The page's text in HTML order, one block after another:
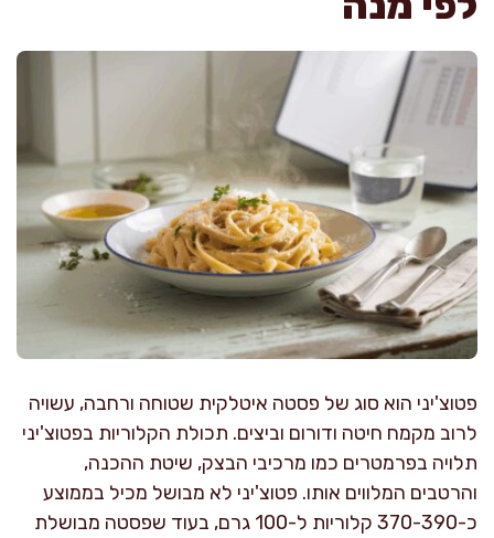
פטוצ'יני הוא סוג של פסטה איטלקית שטוחה ורחבה, עשויה
לרוב מקמח חיטה ודורום וביצים. תכולת הקלוריות בפטוצ'יני
תלויה בפרמטרים כמו מרכיבי הבצק, שיטת ההכנה,
והרטבים המלווים אותו. פטוצ'יני לא מבושל מכיל בממוצע
כ-370-390 קלוריות ל-100 גרם, בעוד שפסטה מבושלת